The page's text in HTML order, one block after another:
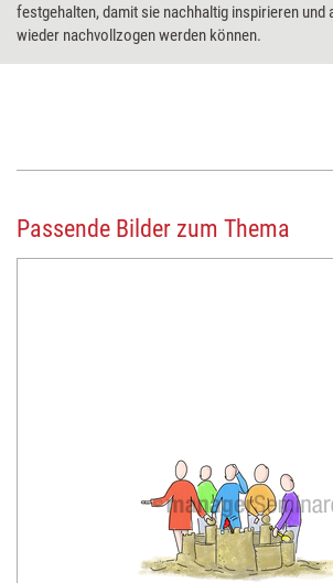
festgehalten, damit sie nachhaltig inspirieren und
wieder nachvollzogen werden können.
Passende Bilder zum Thema